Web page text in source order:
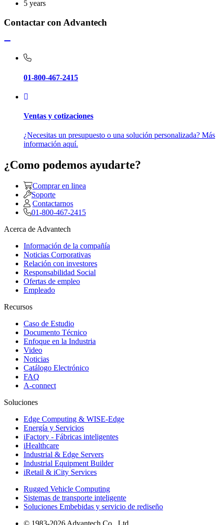
5 years
Contactar con Advantech
01-800-467-2415
Ventas y cotizaciones
¿Necesitas un presupuesto o una solución personalizada? Más
información aquí.
¿Como podemos ayudarte?
Comprar en linea
Soporte
Contactarnos
01-800-467-2415
Acerca de Advantech
Información de la compañía
Noticias Corporativas
Relación con investores
Responsabilidad Social
Ofertas de empleo
Empleado
Recursos
Caso de Estudio
Documento Técnico
Enfoque en la Industria
Video
Noticias
Catálogo Electrónico
FAQ
A-connect
Soluciones
Edge Computing & WISE-Edge
Energía y Servicios
iFactory - Fábricas inteligentes
iHealthcare
Industrial & Edge Servers
Industrial Equipment Builder
iRetail & iCity Services
Rugged Vehicle Computing
Sistemas de transporte inteligente
Soluciones Embebidas y servicio de rediseño